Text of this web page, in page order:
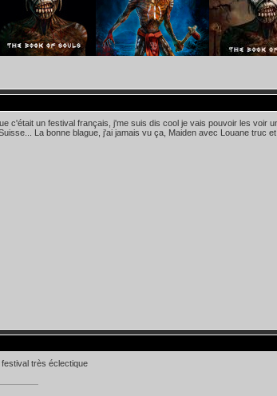
c'était un festival français, j'me suis dis cool je vais pouvoir les voir
La bonne blague, j'ai jamais vu ça, Maiden avec Louane truc
très éclectique